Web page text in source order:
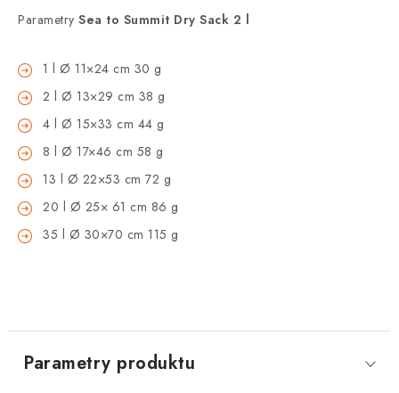
Parametry Sea to Summit Dry Sack 2 l
1 l Ø 11×24 cm 30 g
2 l Ø 13×29 cm 38 g
4 l Ø 15×33 cm 44 g
8 l Ø 17×46 cm 58 g
13 l Ø 22×53 cm 72 g
20 l Ø 25× 61 cm 86 g
35 l Ø 30×70 cm 115 g
Parametry produktu